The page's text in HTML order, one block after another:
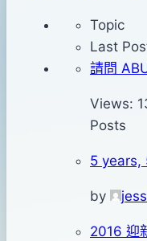
Topic
Last
請問
Views:
Posts
5 years,
by
2016 迎